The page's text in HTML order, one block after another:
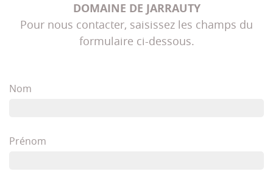
DOMAINE DE JARRAUTY
Pour nous contacter, saisissez les champs du
formulaire ci-dessous.
Nom
Prénom